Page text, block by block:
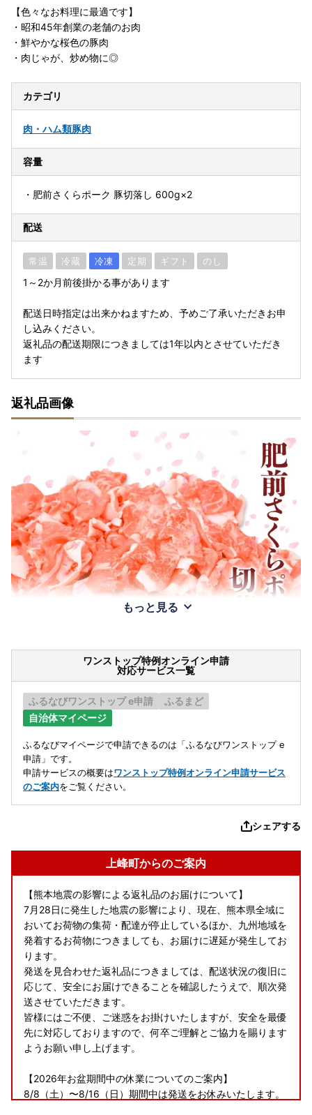
【色々なお料理に最適です】
・昭和45年創業の老舗のお肉
・鮮やかな桜色の豚肉
・肉じゃが、炒め物に◎
カテゴリ
肉・ハム類豚肉
容量
・肥前さくらポーク 豚切落し 600g×2
配送
常温 冷蔵 冷凍 定期 ギフト のし
1～2か月前後掛かる事があります
配送日時指定は出来かねますため、予めご了承いただきお申
し込みください。
返礼品の配送期限につきましては1年以内とさせていただき
ます
返礼品画像
もっと見る
ワンストップ特例オンライン申請
対応サービス一覧
ふるなびワンストップ e申請
ふるまど
自治体マイページ
ふるなびマイページで申請できるのは「ふるなびワンストップ e
申請」です。
申請サービスの概要はワンストップ特例オンライン申請サービス
のご案内をご覧ください。
シェアする
上峰町からのご案内
【熊本地震の影響による返礼品のお届けについて】
7月28日に発生した地震の影響により、現在、熊本県全域に
おいてお荷物の集荷・配達が停止しているほか、九州地域を
発着するお荷物につきましても、お届けに遅延が発生してお
ります。
発送を見合わせた返礼品につきましては、配送状況の復旧に
応じて、安全にお届けできることを確認したうえで、順次発
送させていただきます。
皆様にはご不便、ご迷惑をお掛けいたしますが、安全を最優
先に対応しておりますので、何卒ご理解とご協力を賜ります
ようお願い申し上げます。
【2026年お盆期間中の休業についてのご案内】
8/8（土）〜8/16（日）期間中は発送をお休みいたします。